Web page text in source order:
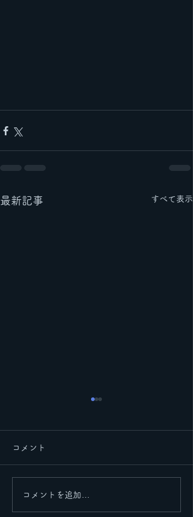
最新記事 すべて表示
里帰りその２
コメント
コメントを追加…